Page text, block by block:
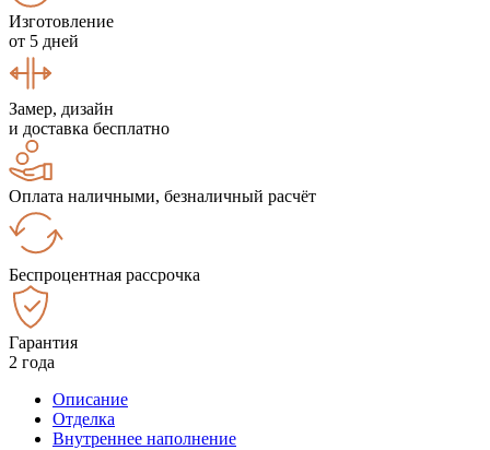
Изготовление
от 5 дней
Замер, дизайн
и доставка бесплатно
Оплата наличными, безналичный расчёт
Беспроцентная рассрочка
Гарантия
2 года
Описание
Отделка
Внутреннее наполнение